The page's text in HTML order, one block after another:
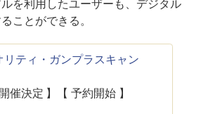
を利用したユーザーも、デジタル
ことができる。
リティ・ガンプラスキャン
催決定 】【 予約開始 】